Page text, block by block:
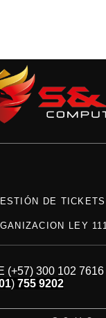
DE
LEY
(+57) 300 102 7616
) 755 9202